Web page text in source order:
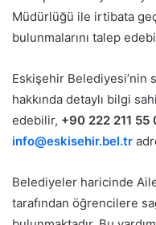
Müdürlüğü ile irtibata
bulunmalarını talep
Eskişehir Belediyesi’nin
hakkında detaylı bilgi
edebilir, +90 222 211 55
info@eskisehir.bel.tr
Belediyeler haricinde
tarafından öğrencilere